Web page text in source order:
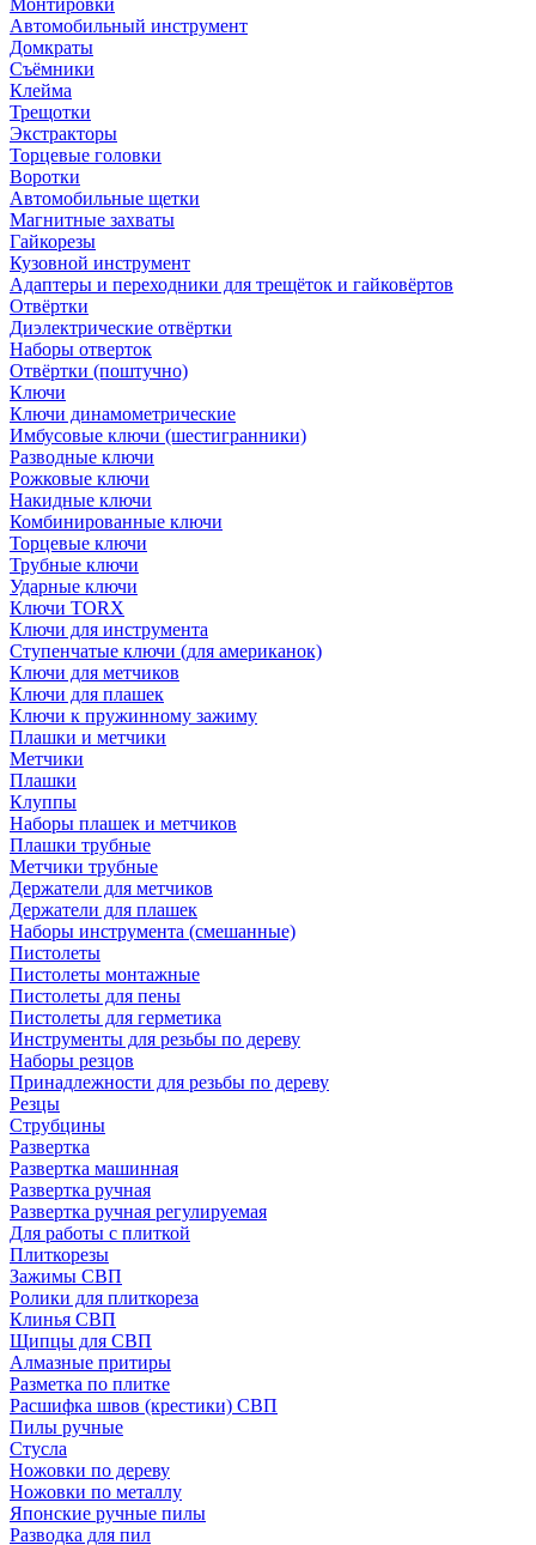
Монтировки
Автомобильный инструмент
Домкраты
Съёмники
Клейма
Трещотки
Экстракторы
Торцевые головки
Воротки
Автомобильные щетки
Магнитные захваты
Гайкорезы
Кузовной инструмент
Адаптеры и переходники для трещёток и гайковёртов
Отвёртки
Диэлектрические отвёртки
Наборы отверток
Отвёртки (поштучно)
Ключи
Ключи динамометрические
Имбусовые ключи (шестигранники)
Разводные ключи
Рожковые ключи
Накидные ключи
Комбинированные ключи
Торцевые ключи
Трубные ключи
Ударные ключи
Ключи TORX
Ключи для инструмента
Ступенчатые ключи (для американок)
Ключи для метчиков
Ключи для плашек
Ключи к пружинному зажиму
Плашки и метчики
Метчики
Плашки
Клуппы
Наборы плашек и метчиков
Плашки трубные
Метчики трубные
Держатели для метчиков
Держатели для плашек
Наборы инструмента (смешанные)
Пистолеты
Пистолеты монтажные
Пистолеты для пены
Пистолеты для герметика
Инструменты для резьбы по дереву
Наборы резцов
Принадлежности для резьбы по дереву
Резцы
Струбцины
Развертка
Развертка машинная
Развертка ручная
Развертка ручная регулируемая
Для работы с плиткой
Плиткорезы
Зажимы СВП
Ролики для плиткореза
Клинья СВП
Щипцы для СВП
Алмазные притиры
Разметка по плитке
Расшифка швов (крестики) СВП
Пилы ручные
Стусла
Ножовки по дереву
Ножовки по металлу
Японские ручные пилы
Разводка для пил